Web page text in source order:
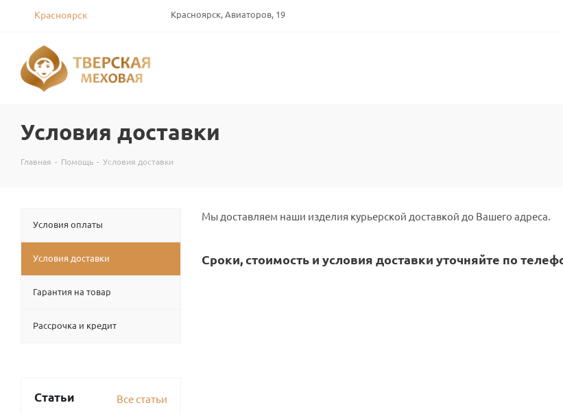
Красноярск Красноярск, Авиаторов, 19
Условия доставки
Главная - Помощь - Условия доставки
Мы доставляем наши изделия курьерской доставкой до Вашего адреса.
Сроки, стоимость и условия доставки уточняйте по
Условия оплаты
Условия доставки
Гарантия на товар
Рассрочка и кредит
Статьи Все статьи